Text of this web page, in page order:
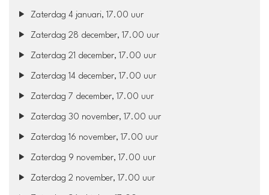
Zaterdag 4 januari, 17.00 uur
Zaterdag 28 december, 17.00 uur
Zaterdag 21 december, 17.00 uur
Zaterdag 14 december, 17.00 uur
Zaterdag 7 december, 17.00 uur
Zaterdag 30 november, 17.00 uur
Zaterdag 16 november, 17.00 uur
Zaterdag 9 november, 17.00 uur
Zaterdag 2 november, 17.00 uur